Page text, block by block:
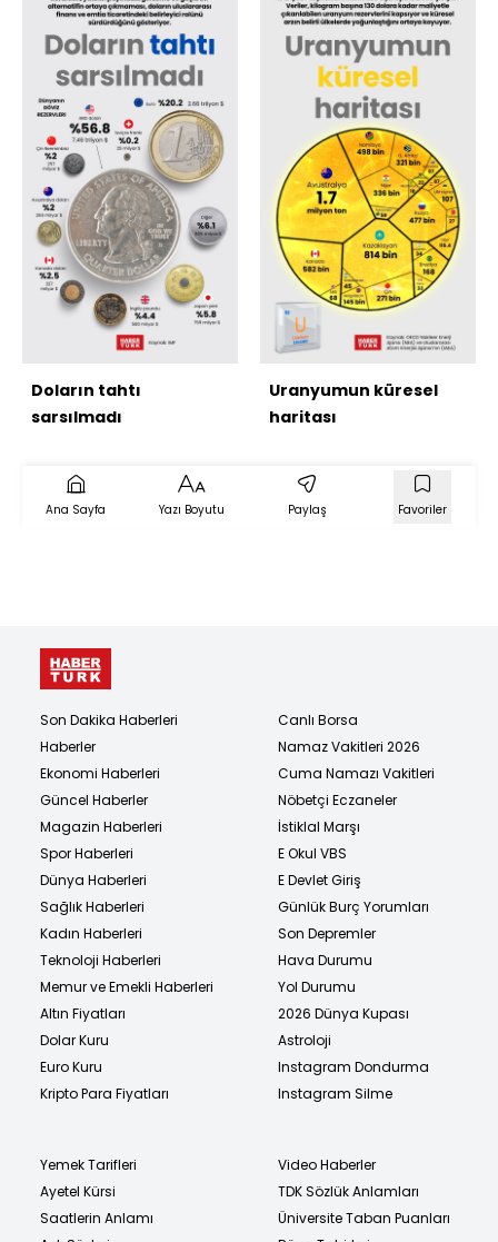
Doların tahtı
sarsılmadı
Uranyumun küresel
haritası
Ana Sayfa Yazı Boyutu Paylaş Favoriler
Son Dakika Haberleri
Haberler
Ekonomi Haberleri
Güncel Haberler
Magazin Haberleri
Spor Haberleri
Dünya Haberleri
Sağlık Haberleri
Kadın Haberleri
Teknoloji Haberleri
Memur ve Emekli Haberleri
Altın Fiyatları
Dolar Kuru
Euro Kuru
Kripto Para Fiyatları
Canlı Borsa
Namaz Vakitleri 2026
Cuma Namazı Vakitleri
Nöbetçi Eczaneler
İstiklal Marşı
E Okul VBS
E Devlet Giriş
Günlük Burç Yorumları
Son Depremler
Hava Durumu
Yol Durumu
2026 Dünya Kupası
Astroloji
Instagram Dondurma
Instagram Silme
Yemek Tarifleri
Ayetel Kürsi
Saatlerin Anlamı
Video Haberler
TDK Sözlük Anlamları
Üniversite Taban Puanları